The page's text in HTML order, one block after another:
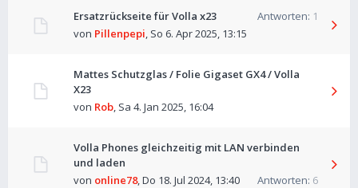
Ersatzrückseite für Volla x23 Antworten: 1
von Pillenpepi, So 6. Apr 2025, 13:15
Mattes Schutzglas / Folie Gigaset GX4 / Volla
X23
von Rob, Sa 4. Jan 2025, 16:04
Volla Phones gleichzeitig mit LAN verbinden
und laden
Antworten: 6
von online78,Do 18. Jul 2024, 13:40